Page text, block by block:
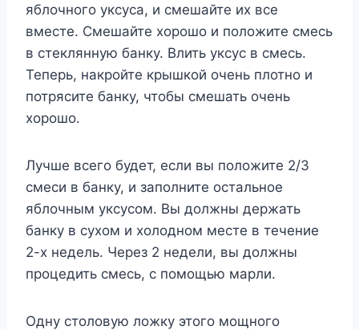
яблочного уксуса, и смешайте их все
вместе. Смешайте хорошо и положите смесь
в стеклянную банку. Влить уксус в смесь.
Теперь, накройте крышкой очень плотно и
потрясите банку, чтобы смешать очень
хорошо.
Лучше всего будет, если вы положите 2/3
смеси в банку, и заполните остальное
яблочным уксусом. Вы должны держать
банку в сухом и холодном месте в течение
2-х недель. Через 2 недели, вы должны
процедить смесь, с помощью марли.
Одну столовую ложку этого мощного